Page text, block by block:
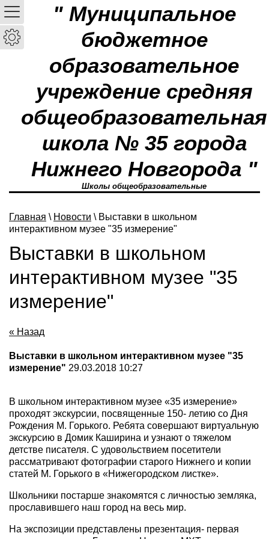
" Муниципальное
бюджетное
образовательное
учреждение средняя
общеобразовательная
школа № 35 города
Нижнего Новгорода "
Школы общеобразовательные
Главная \ Новости \ Выставки в школьном
интерактивном музее "35 измерение"
Выставки в школьном
интерактивном музее "35
измерение"
« Назад
Выставки в школьном интерактивном музее "35
измерение" 29.03.2018 10:27
В школьном интерактивном музее «35 измерение»
проходят экскурсии, посвященные 150- летию со Дня
Рождения М. Горького. Ребята совершают виртуальную
экскурсию в Домик Каширина и узнают о тяжелом
детстве писателя. С удовольствием посетители
рассматривают фотографии старого Нижнего и копии
статей М. Горького в «Нижегородском листке».
Школьники постарше знакомятся с личностью земляка,
прославившего наш город на весь мир.
На экспозиции представлены презентация- первая